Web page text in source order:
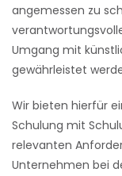
angemessen zu
Umgang mit
gewährleistet
Wir bieten hierfür
Schulung mit
relevanten
Unternehmen bei